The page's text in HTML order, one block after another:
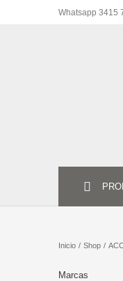
Whatsapp 3415
Inicio / Shop /
Marcas